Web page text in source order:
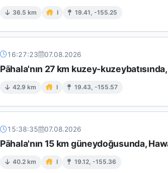
36.5 km I 19.41, -155.25
16:27:23 07.08.2026
Pāhala'nın 27 km kuzey-
42.9 km I 19.43, -155.57
15:38:35 07.08.2026
Pāhala'nın 15 km güneydoğusunda,
40.2 km I 19.12, -155.36